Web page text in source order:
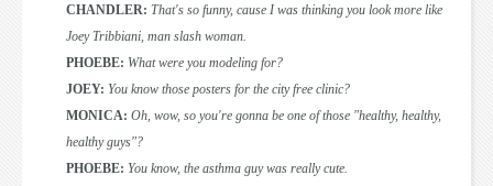
CHANDLER: That's so funny, cause I was thinking you look more like
Joey Tribbiani, man slash woman.
PHOEBE: What were you modeling for?
JOEY: You know those posters for the city free clinic?
MONICA: Oh, wow, so you're gonna be one of those "healthy, healthy,
healthy guys"?
PHOEBE: You know, the asthma guy was really cute.